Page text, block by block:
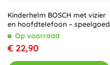
Kinderhelm BOSCH met vizier
en hoofdtelefoon – speelgoed
Op voorraad
€ 22,90